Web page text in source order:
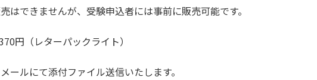
はできませんが、受験申込者には事前に販売可能です。
円（レターパックライト）
ールにて添付ファイル送信いたします。